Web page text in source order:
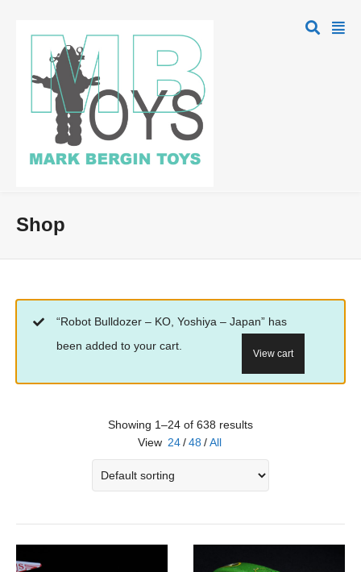
Shop
“Robot Bulldozer – KO, Yoshiya – Japan” has
been added to your cart.
View cart
Showing 1–24 of 638 results
View 24 / 48 / All